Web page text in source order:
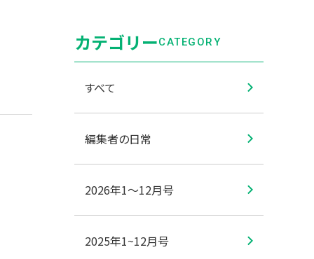
カテゴリーCATEGORY
すべて
編集者の日常
2026年1〜12月号
2025年1~12月号